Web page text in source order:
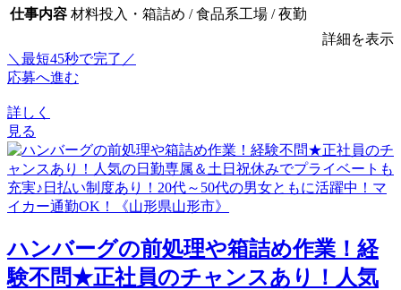
仕事内容 材料投入・箱詰め / 食品系工場 / 夜勤
詳細を表示
＼最短45秒で完了／
応募へ進む
詳しく
見る
ハンバーグの前処理や箱詰め作業！経
験不問★正社員のチャンスあり！人気